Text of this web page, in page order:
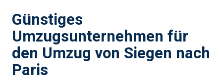
Günstiges
Umzugsunternehmen für
den Umzug von Siegen nach
Paris